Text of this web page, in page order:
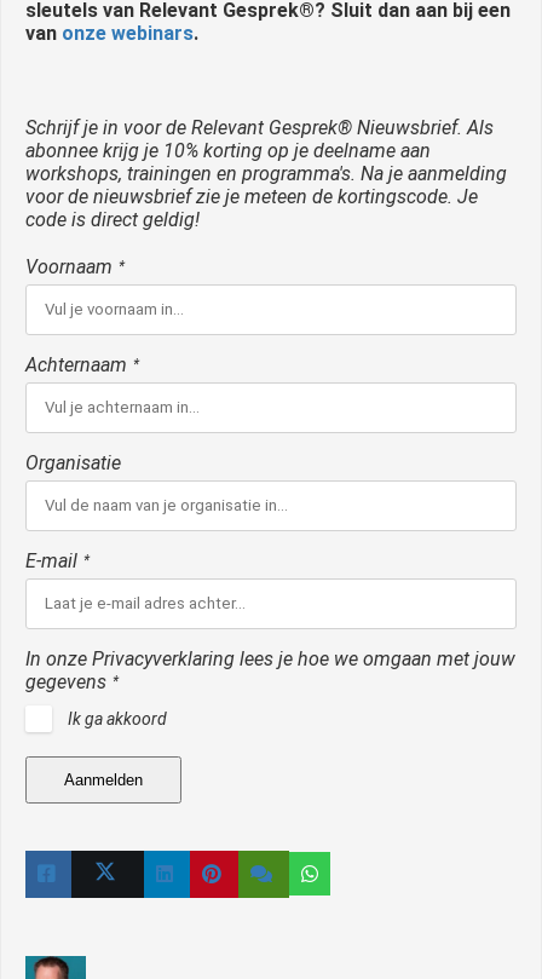
sleutels van Relevant Gesprek®? Sluit dan aan bij een
van onze webinars.
Schrijf je in voor de Relevant Gesprek® Nieuwsbrief. Als
abonnee krijg je 10% korting op je deelname aan
workshops, trainingen en programma's. Na je aanmelding
voor de nieuwsbrief zie je meteen de kortingscode. Je
code is direct geldig!
Voornaam *
Achternaam *
Organisatie
E-mail *
In onze Privacyverklaring lees je hoe we omgaan met jouw
gegevens *
Ik ga akkoord
Aanmelden